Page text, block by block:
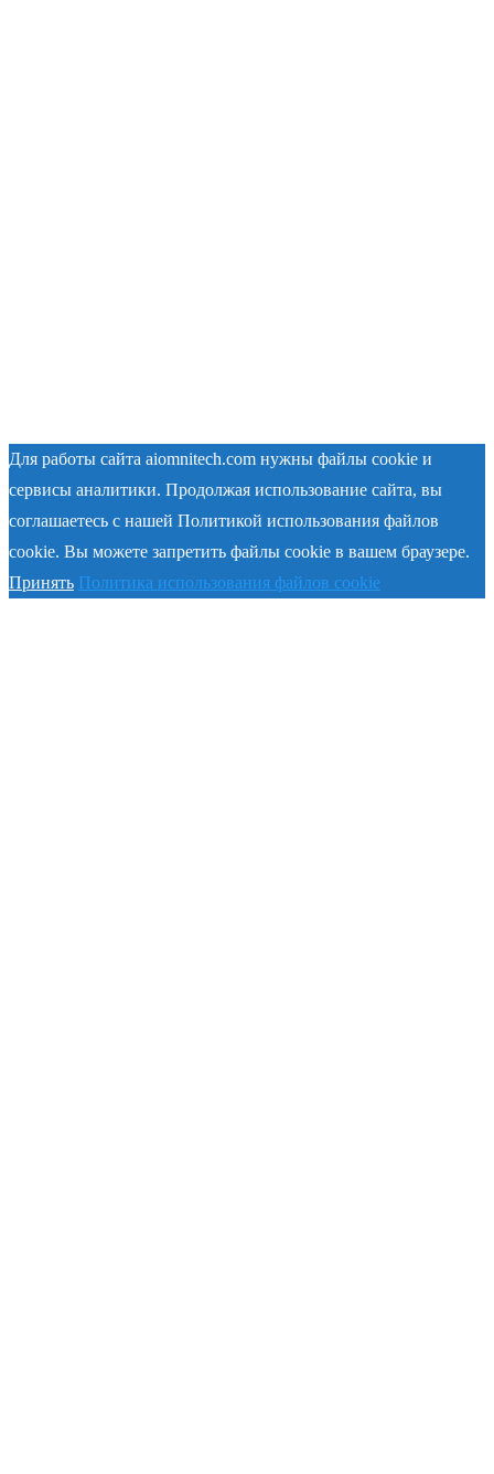
Для работы сайта aiomnitech.com нужны файлы cookie и
сервисы аналитики. Продолжая использование сайта, вы
соглашаетесь с нашей Политикой использования файлов
cookie. Вы можете запретить файлы cookie в вашем браузере.
Принять Политика использования файлов cookie